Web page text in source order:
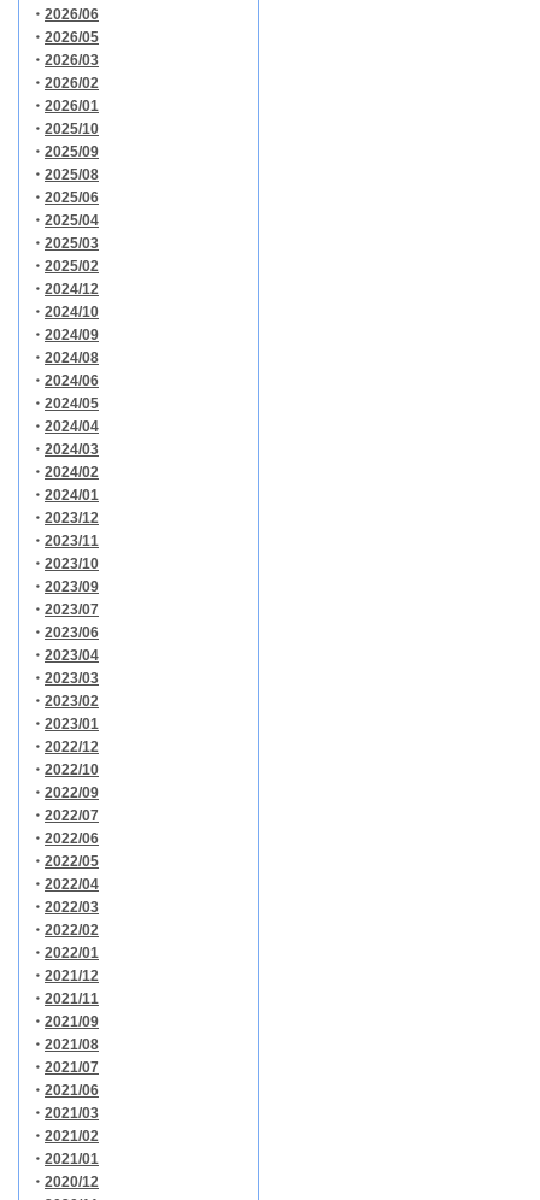
・ 2026/06
・ 2026/05
・ 2026/03
・ 2026/02
・ 2026/01
・ 2025/10
・ 2025/09
・ 2025/08
・ 2025/06
・ 2025/04
・ 2025/03
・ 2025/02
・ 2024/12
・ 2024/10
・ 2024/09
・ 2024/08
・ 2024/06
・ 2024/05
・ 2024/04
・ 2024/03
・ 2024/02
・ 2024/01
・ 2023/12
・ 2023/11
・ 2023/10
・ 2023/09
・ 2023/07
・ 2023/06
・ 2023/04
・ 2023/03
・ 2023/02
・ 2023/01
・ 2022/12
・ 2022/10
・ 2022/09
・ 2022/07
・ 2022/06
・ 2022/05
・ 2022/04
・ 2022/03
・ 2022/02
・ 2022/01
・ 2021/12
・ 2021/11
・ 2021/09
・ 2021/08
・ 2021/07
・ 2021/06
・ 2021/03
・ 2021/02
・ 2021/01
・ 2020/12